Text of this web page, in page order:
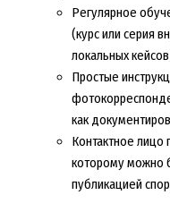
Регулярное
(курс или серия
локальных
Простые
как
Контактное
которому можно
публикацией